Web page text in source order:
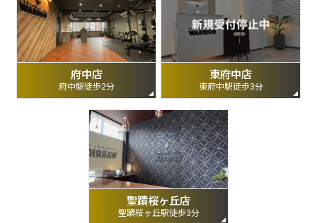
府中店
府中駅徒歩2分
東府中店
東府中駅徒歩3分
聖蹟桜ヶ丘店
聖蹟桜ヶ丘駅徒歩3分